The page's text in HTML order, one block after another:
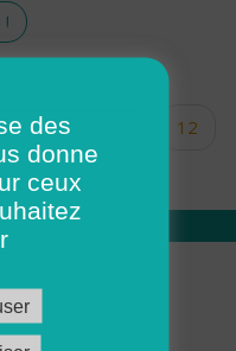
!
10
12
16 17
des
donne
ceux